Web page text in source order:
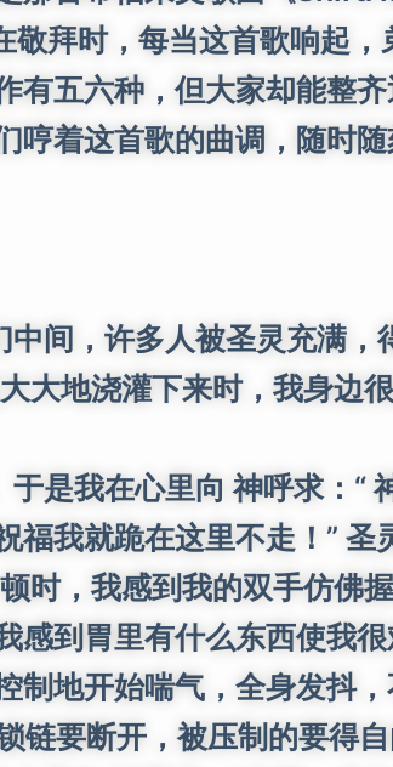
拜时，每当这首歌响起，
有五六种，但大家却能整
着这首歌的曲调，随时
间，许多人被圣灵充满，
大地浇灌下来时，我身边
是我在心里向 神呼求：“
我就跪在这里不走！” 圣
时，我感到我的双手仿佛
感到胃里有什么东西使我
制地开始喘气，全身发抖
要断开，被压制的要得